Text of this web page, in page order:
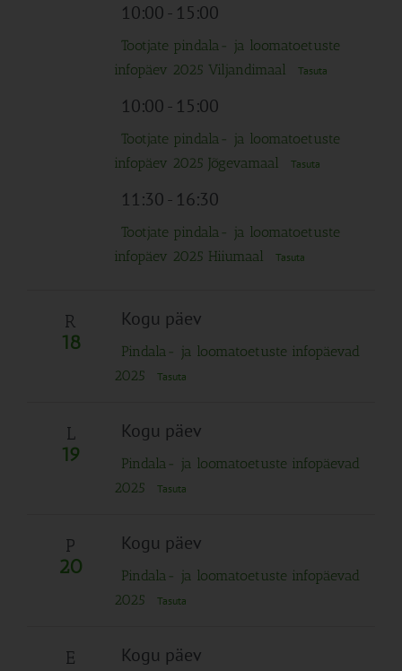
10:00- 15:00
Tootjate pindala- ja loomatoetuste
infopäev 2025 Viljandimaal
Tasuta
10:00- 15:00
Tootjate pindala- ja loomatoetuste
infopäev 2025 Jõgevamaal
Tasuta
11:30- 16:30
Tootjate pindala- ja loomatoetuste
infopäev 2025 Hiiumaal
Tasuta
R
18
Kogu päev
Pindala- ja loomatoetuste infopäevad
2025
Tasuta
L
19
Kogu päev
Pindala- ja loomatoetuste infopäevad
2025
Tasuta
P
20
Kogu päev
Pindala- ja loomatoetuste infopäevad
2025
Tasuta
E Kogu päev